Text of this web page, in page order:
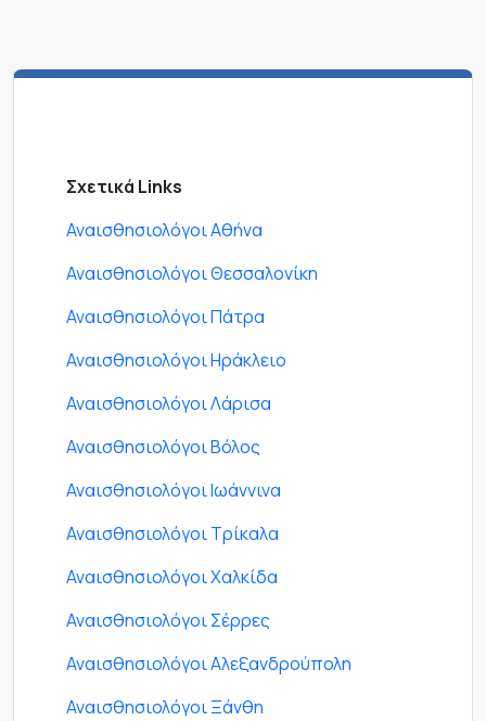
Σχετικά Links
Αναισθησιολόγοι Αθήνα
Αναισθησιολόγοι Θεσσαλονίκη
Αναισθησιολόγοι Πάτρα
Αναισθησιολόγοι Ηράκλειο
Αναισθησιολόγοι Λάρισα
Αναισθησιολόγοι Βόλος
Αναισθησιολόγοι Ιωάννινα
Αναισθησιολόγοι Τρίκαλα
Αναισθησιολόγοι Χαλκίδα
Αναισθησιολόγοι Σέρρες
Αναισθησιολόγοι Αλεξανδρούπολη
Αναισθησιολόγοι Ξάνθη